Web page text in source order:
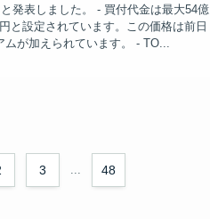
発表しました。 - 買付代金は最大54億
と設定されています。この価格は前日
が加えられています。 - TO...
3 ... 48